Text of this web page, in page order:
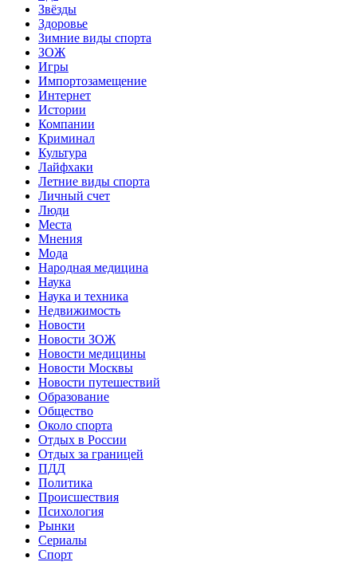
Звёзды
Здоровье
Зимние виды спорта
ЗОЖ
Игры
Импортозамещение
Интернет
Истории
Компании
Криминал
Культура
Лайфхаки
Летние виды спорта
Личный счет
Люди
Места
Мнения
Мода
Народная медицина
Наука
Наука и техника
Недвижимость
Новости
Новости ЗОЖ
Новости медицины
Новости Москвы
Новости путешествий
Образование
Общество
Около спорта
Отдых в России
Отдых за границей
ПДД
Политика
Происшествия
Психология
Рынки
Сериалы
Спорт